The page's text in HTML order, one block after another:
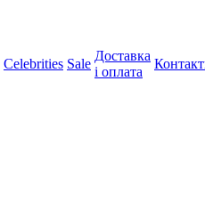
Celebrities Sale
Доставка
і оплата